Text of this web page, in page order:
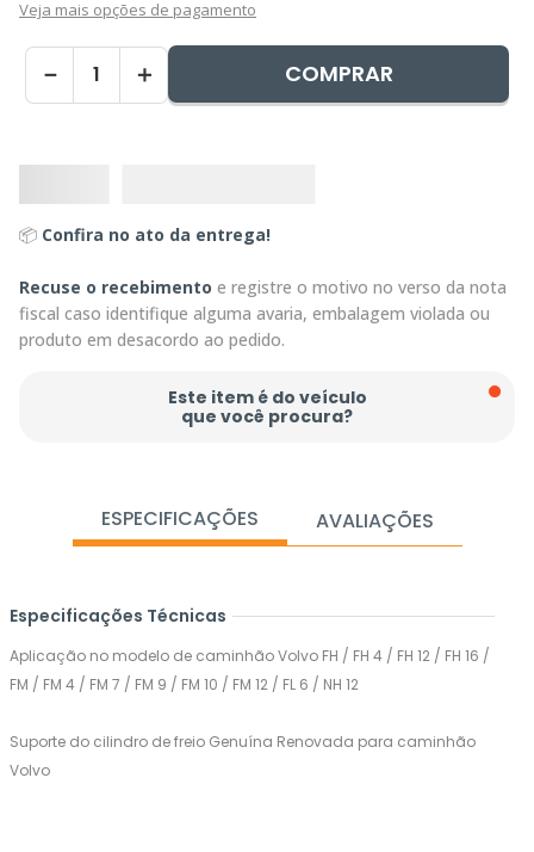
Veja mais opções de pagamento
＋
－ COMPRAR
📦 Confira no ato da entrega!
Recuse o recebimento e registre o motivo no verso da nota
fiscal caso identifique alguma avaria, embalagem violada ou
produto em desacordo ao pedido.
Este item é do veículo
que você procura?
ESPECIFICAÇÕES AVALIAÇÕES
Especificações Técnicas
Aplicação no modelo de caminhão Volvo FH / FH 4 / FH 12 / FH 16 /
FM / FM 4 / FM 7 / FM 9 / FM 10 / FM 12 / FL 6 / NH 12
Suporte do cilindro de freio Genuína Renovada para caminhão
Volvo